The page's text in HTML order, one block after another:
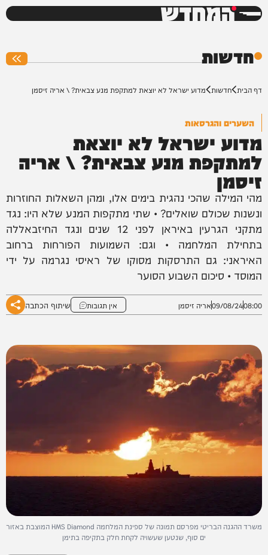
המחדש
חדשות
דף הבית חדשות מדוע ישראל לא יוצאת למתקפת מנע צבאית? \ אריה זיסמן
השערים והגרסאות
מדוע ישראל לא יוצאת
למתקפת מנע צבאית? \ אריה
זיסמן
מהי המילה שהכי נהגית בימים אלו, ומהן השאלות החוזרות
ונשנות שכולם שואלים? • שתי מתקפות המנע שלא היו: נגד
מתקני הגרעין באיראן לפני 12 שנים ונגד החיזבאללה
בתחילת המלחמה • וגם: השמועות הפורחות ברחוב
האיראני: גם התרסקות מסוקו של ראיסי נגרמה על ידי
המוסד • סיכום השבוע הסוער
08:00
09/08/24אריה זיסמן אין תגובות שיתוף הכתבה
משרד ההגנה הבריטי מפרסם תמונה של ספינת המלחמה HMS Diamond המוצבת באזור
ים סוף, שנטען שעשויה לקחת חלק בתקיפה בתימן